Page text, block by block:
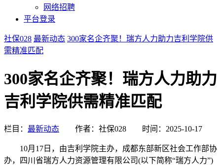
网络招聘
平台登录
社保028 最新动态 300家名企齐聚！瑞方人力助力吉利学院供
需精准匹配
300家名企齐聚！瑞方人力助力
吉利学院供需精准匹配
栏目： 最新动态 作者：社保028 时间：2025-10-17
10月17日，由吉利学院主办，成都东部新区社会工作部协
办，四川省瑞方人力资源管理有限公司(以下简称“瑞方人力”)